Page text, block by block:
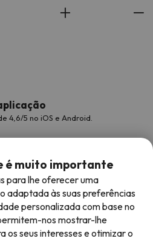
4,6/5 no iOS e Android.
é muito importante
para lhe oferecer uma
adaptada às suas preferências
personalizada com base no
nos mostrar-lhe
os seus interesses e otimizar o